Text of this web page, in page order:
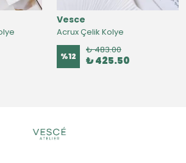
Vesce
Acrux Çelik Kolye
%12
₺ 483.00
₺ 425.50